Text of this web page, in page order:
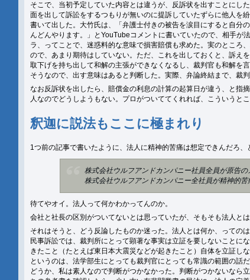
そこで、当初予定していた内容とは違うが、反訴状を出すことにし
面を出して訴訟をするつもりが無いのに提訴していたずらに他人を
書いて出した。大竹氏は、「弁護士付きの被告を涙目にすると自分
んどんやります。」とYouTubeコメントに書いていたので、相手が
ラ、ってことで、迷惑料的な意味で損害賠償も求めた。実のところ
ので、あまり期待はしていない。ただ、これを出しておくと、訴え
取下げを持ち出して和解の主張ができなくなるし、裁判官も和解を
そうなので、出す意味はあると判断した。実際、弁論終結まで、裁
なお反訴状を出したら、賠償金の利息の計算の起算日が違う、と指
人なのでどうしようもない。プロがついててくれれば、こういうと
釈迦に説法もここに極まれり
1つ前の記事で書いたように、法人に精神的苦痛は想定できんだろ、
株式会社ウルフアンドカンパニー社員全員が原告
株式会社ウルフアンドカンパニー全社員が精神的苦
待てやオイ。法人って何かわかってんのか。
会社と社長の区別がついてないとは思っていたが、そもそも法人と
それはそうと、どう反論したものか迷った。法人とは何か、っての
民事訴訟では、裁判所にとって顕著な事実は立証を要しないことに
きたこと（たとえば東日本大震災などが起きたこと）自体を立証し
というのは、法学部生にとっても裁判官にとっても常識の範囲の話
どうか、私は素人なので判断がつかなかった。判断がつかないなら